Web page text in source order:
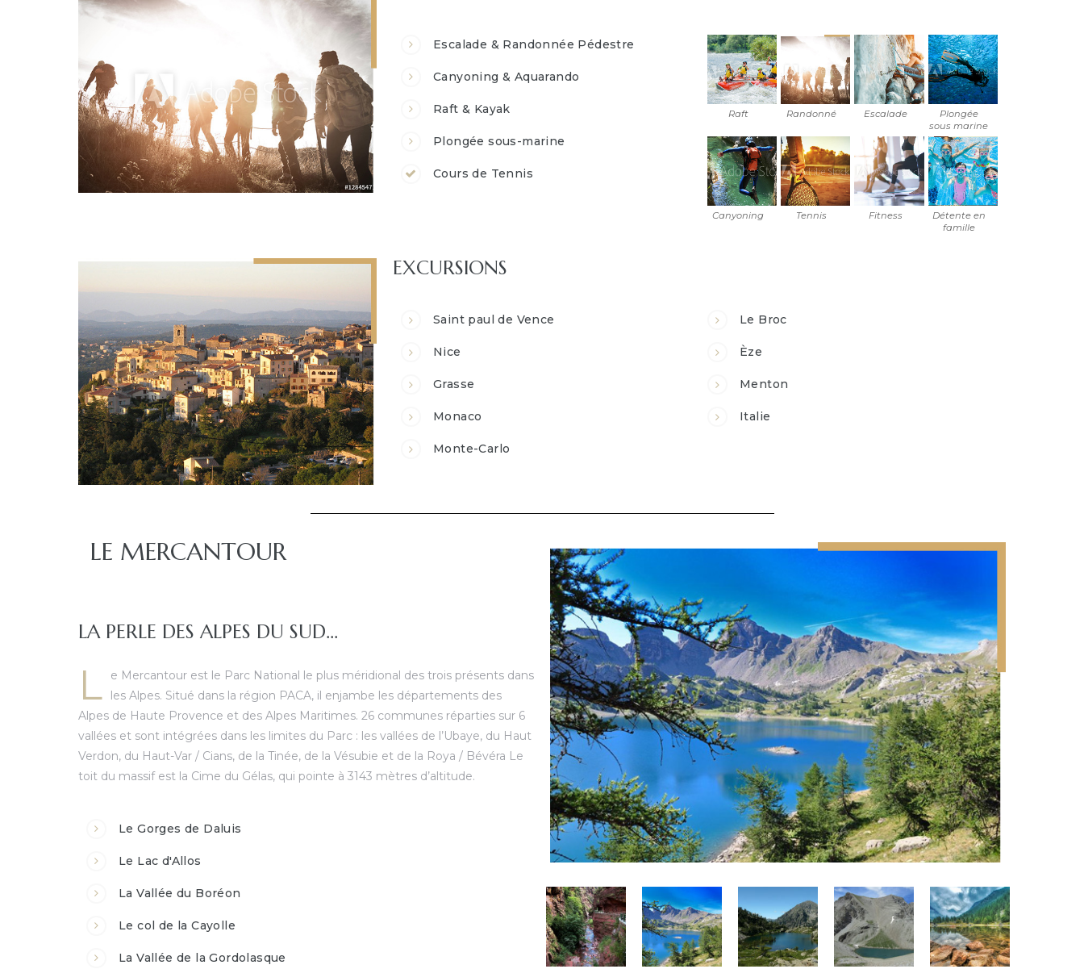
Escalade & Randonnée Pédestre
Canyoning & Aquarando
Raft & Kayak
Plongée sous-marine
Cours de Tennis
Raft Randonné Escalade
Plongée
sous marine
Canyoning Tennis Fitness
Détente en
famille
EXCURSIONS
Saint paul de Vence
Nice
Grasse
Monaco
Monte-Carlo
Le Broc
Èze
Menton
Italie
LE MERCANTOUR
LA PERLE DES ALPES DU SUD...
L
e Mercantour est le Parc National le plus méridional des trois présents dans
les Alpes. Situé dans la région PACA, il enjambe les départements des
Alpes de Haute Provence et des Alpes Maritimes. 26 communes réparties sur 6
vallées et sont intégrées dans les limites du Parc : les vallées de l’Ubaye, du Haut
Verdon, du Haut-Var / Cians, de la Tinée, de la Vésubie et de la Roya / Bévéra Le
toit du massif est la Cime du Gélas, qui pointe à 3143 mètres d’altitude.
Le Gorges de Daluis
Le Lac d'Allos
La Vallée du Boréon
Le col de la Cayolle
La Vallée de la Gordolasque